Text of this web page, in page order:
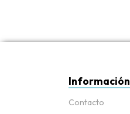
Información
Contacto